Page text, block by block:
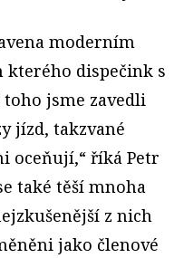
moderním
dispečink s
jsme zavedli
jízd, takzvané
oceňují,“ říká Petr
také těší mnoha
z nich
jako členové